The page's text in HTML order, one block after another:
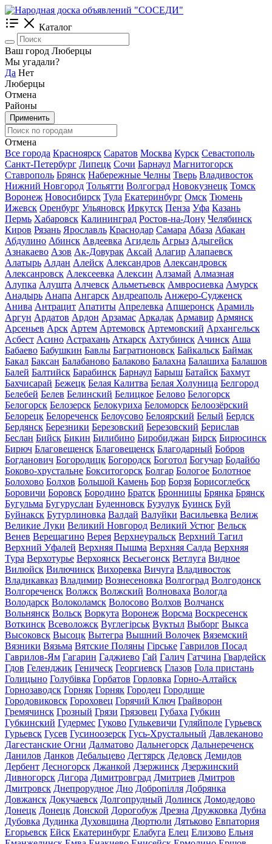
Каталог
Ваш город Люберцы
Мы угадали?
Да Нет
Люберцы
Отмена
Районы
Применить
Отмена
Все города Красноярск Саратов Москва Курск Севастополь
Санкт-Петербург Липецк Сочи Барнаул Магнитогорск
Ставрополь Брянск Набережные Челны Тверь Владивосток
Нижний Новгород Тольятти Волгоград Новокузнецк Томск
Воронеж Новосибирск Тула Екатеринбург Омск Тюмень
Ижевск Оренбург Ульяновск Иркутск Пенза Уфа Казань
Пермь Хабаровск Калининград Ростов-на-Дону Челябинск
Киров Рязань Ярославль Краснодар Самара Абаза Абакан
Абдулино Абинск Авдеевка Агидель Агрыз Адыгейск
Азнакаево Азов Ак-Довурак Аксай Алагир Алапаевск
Алатырь Алдан Алейск Александров Александровск
Алексанровск Алексеевка Алексин Алзамай Алмазная
Алупка Алушта Алчевск Альметьевск Амвросиевка Амурск
Анадырь Анапа Ангарск Андреаполь Анжеро-Судженск
Анива Антрацит Апатиты Апрелевка Апшеронск Арамиль
Аргун Ардатов Ардон Арзамас Аркадак Армавир Армянск
Арсеньев Арск Артем Артемовск Артемовский Архангельск
Асбест Асино Астрахань Аткарск Ахтубинск Ачинск Аша
Бабаево Бабушкин Бавлы Багратионовск Байкальск Баймак
Бакал Баксан Балабаново Балаково Балахна Балашиха Балашов
Балей Балтийск Барабинск Барнаул Барыш Батайск Бахмут
Бахчисарай Бежецк Белая Калитва Белая Холуница Белгород
Белебей Белев Белинский Белицкое Белово Белогорск
Белогорск Белозерск Белокуриха Беломорск Белоозёрский
Белорецк Белореченск Белоусово Белоярский Белый Бердск
Бердянск Березники Березовский Березовский Берислав
Беслан Бийск Бикин Билибино Биробиджан Бирск Бирюсинск
Бирюч Благовещенск Благовещенск Благодарный Бобров
Богданович Богородицк Богородск Боготол Богучар Бодайбо
Боково-хрустальне Бокситогорск Болгар Бологое Болотное
Болохово Болхов Большой Камень Бор Борзя Борисоглебск
Боровичи Боровск Бородино Братск Бронницы Брянка Брянск
Бугульма Бугуруслан Буденновск Бузулук Буинск Буй
Буйнакск Бутурлиновка Валдай Валуйки Васильевка Велиж
Великие Луки Великий Новгород Великий Устюг Вельск
Венев Верещагино Верея Верхнеуральск Верхний Тагил
Верхний Уфалей Верхняя Пышма Верхняя Салда Верхняя
Тура Верхотурье Верхоянск Весьегонск Ветлуга Видное
Вилюйск Вилючинск Вихоревка Вичуга Владивосток
Владикавказ Владимир Вознесеновка Волгоград Волгодонск
Волгореченск Волжск Волжский Волноваха Вологда
Володарск Волоколамск Волосово Волхов Волчанск
Вольнянск Вольск Воркута Воронеж Ворсма Воскресенск
Воткинск Всеволожск Вуглегірськ Вуктыл Выборг Выкса
Высоковск Высоцк Вытегра Вышний Волочек Вяземский
Вязники Вязьма Вятские Поляны Гірське Гаврилов Посад
Гаврилов-Ям Гагарин Гаджиево Гай Галич Гатчина Гвардейск
Гдов Геленджик Геническ Георгиевск Глазов Гола пристань
Голицыно Голубівка Горбатов Горловка Горно-Алтайск
Горнозаводск Горняк Горняк Городец Городище
Городовиковск Гороховец Горячий Ключ Грайворон
Гремячинск Грозный Грязи Грязовец Губаха Губкин
Губкинский Гудермес Гуково Гулькевичи Гуляйполе Гурьевск
Гурьевск Гусев Гусиноозерск Гусь-Хрустальный Давлеканово
Дагестанские Огни Далматово Дальнегорск Дальнереченск
Данилов Данков Дебальцево Дегтярск Дедовск Демидов
Дербент Десногорск Джанкой Дзержинск Дзержинский
Дивногорск Дигора Димитровград Дмитриев Дмитров
Дмитровск Днепрорудное Дно Добропілля Добрянка
Довжанск Докучаевск Долгопрудный Долинск Домодедово
Донецк Донецк Донской Дорогобуж Дрезна Дружковка Дубна
Дубовка Дудинка Духовщина Дюртюли Дятьково Евпатория
Егорьевск Ейск Екатеринбург Елабуга Елец Елизово Ельня